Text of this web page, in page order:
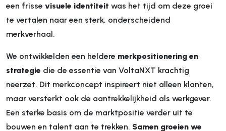
een frisse visuele identiteit was het tijd om deze groei
te vertalen naar een sterk, onderscheidend
merkverhaal.
We ontwikkelden een heldere merkpositionering en
strategie die de essentie van VoltaNXT krachtig
neerzet. Dit merkconcept inspireert niet alleen klanten,
maar versterkt ook de aantrekkelijkheid als werkgever.
Een sterke basis om de marktpositie verder uit te
bouwen en talent aan te trekken. Samen groeien we